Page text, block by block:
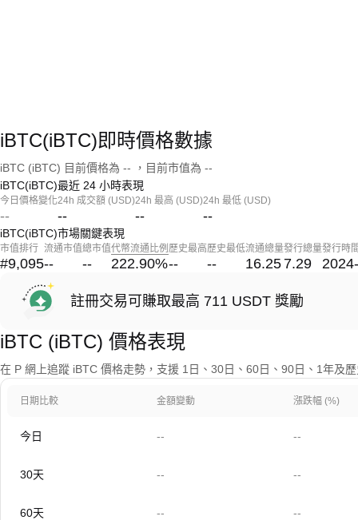
iBTC(iBTC)即時價格數據
iBTC (iBTC) 目前價格為 -- ，目前市值為 --
iBTC(iBTC)最近 24 小時表現
今日價格變化
--
24h 成交額 (USD)
--
24h 最高 (USD)
--
24h 最低 (USD)
--
iBTC(iBTC)市場關鍵表現
市值排行
#9,095
流通市值
--
總市值
--
代幣流通比例
222.90%
歷史最高
--
歷史最低
--
流通總量
16.25
發行總量
7.29
發行時
註冊交易可賺取最高 711 USDT 獎勵
iBTC (iBTC) 價格表現
在 P 網上追蹤 iBTC 價格走勢，支援 1日、30日、60日、90日、1年及
日期比較 金額變動 漲跌幅 (%)
今日 -- --
30天 -- --
60天 -- --